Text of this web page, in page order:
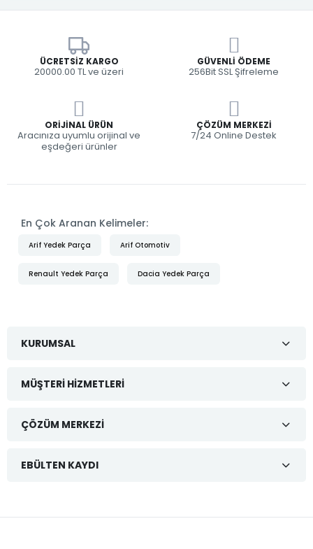
ÜCRETSIZ KARGO
20000.00 TL ve üzeri
GÜVENLI ÖDEME
256Bit SSL Şifreleme
ORIJINAL ÜRÜN
Aracınıza uyumlu orijinal ve
eşdeğeri ürünler
ÇÖZÜM MERKEZI
7/24 Online Destek
En Çok Aranan Kelimeler:
Arif Yedek Parça Arif Otomotiv
Renault Yedek Parça Dacia Yedek Parça
KURUMSAL
MÜŞTERI HIZMETLERI
ÇÖZÜM MERKEZI
EBÜLTEN KAYDI